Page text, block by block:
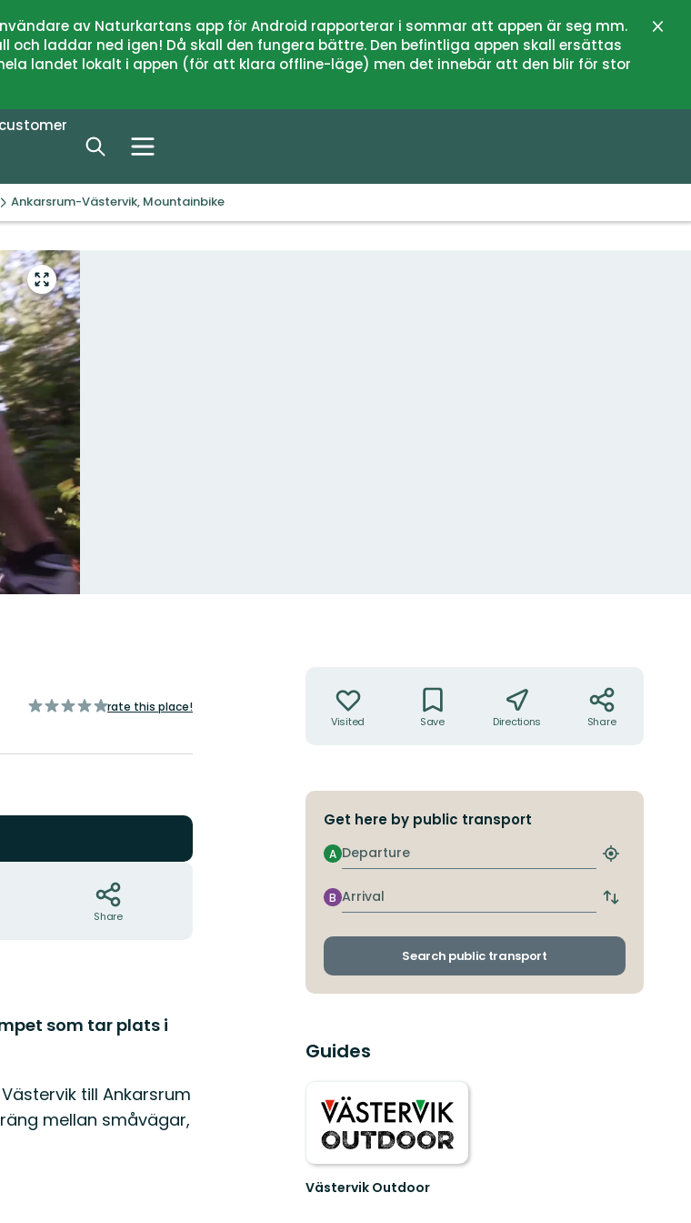
av Naturkartans app för Android rapporterar i sommar att appen är seg mm.
laddar ned igen! Då skall den fungera bättre. Den befintliga appen skall ersättas
landet lokalt i appen (för att klara offline-läge) men det innebär att den blir för stor
Close
Ankarsrum-Västervik, Mountainbike
Enter
fullscreen
of
rate this place!
Share
som tar plats i
till Ankarsrum
mellan småvägar,
Visited Save Directions Share
Get here by public transport
Departure
A
Find
stop
Arrival
B
Switch
and
stops
Search public transport
Guides
Västervik Outdoor